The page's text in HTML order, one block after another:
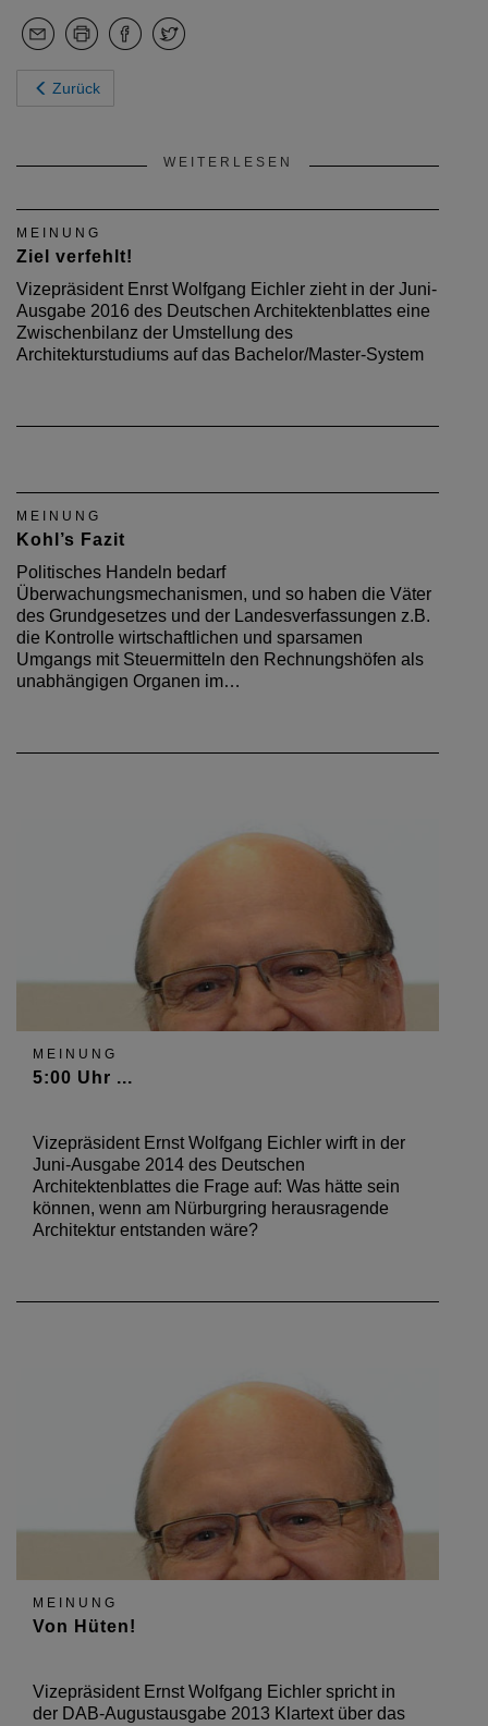
Zurück
WEITERLESEN
MEINUNG
Ziel verfehlt!
Vizepräsident Enrst Wolfgang Eichler zieht in der Juni-
Ausgabe 2016 des Deutschen Architektenblattes eine
Zwischenbilanz der Umstellung des
Architekturstudiums auf das Bachelor/Master-System
MEINUNG
Kohl’s Fazit
Politisches Handeln bedarf
Überwachungsmechanismen, und so haben die Väter
des Grundgesetzes und der Landesverfassungen z.B.
die Kontrolle wirtschaftlichen und sparsamen
Umgangs mit Steuermitteln den Rechnungshöfen als
unabhängigen Organen im…
MEINUNG
5:00 Uhr ...
Vizepräsident Ernst Wolfgang Eichler wirft in der
Juni-Ausgabe 2014 des Deutschen
Architektenblattes die Frage auf: Was hätte sein
können, wenn am Nürburgring herausragende
Architektur entstanden wäre?
MEINUNG
Von Hüten!
Vizepräsident Ernst Wolfgang Eichler spricht in
der DAB-Augustausgabe 2013 Klartext über das